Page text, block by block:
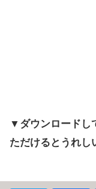
▼ダウンロードし
ただけるとうれし